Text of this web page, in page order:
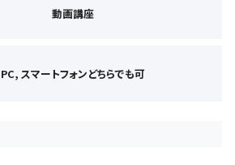
動画講座
PC, スマートフォンどちらでも可